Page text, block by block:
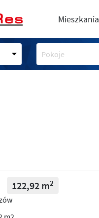
Mieszkania
Pokoje
122,92 m2